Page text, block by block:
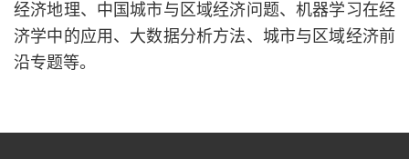
经济地理、中国城市与区域经济问题、机器学习在经
济学中的应用、大数据分析方法、城市与区域经济前
沿专题等。